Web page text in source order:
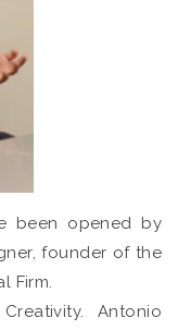
been opened by
founder of the
Firm.
Antonio